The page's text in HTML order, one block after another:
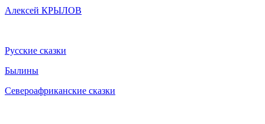
Алексей КРЫЛОВ
Русские сказки
Былины
Североафриканские сказки